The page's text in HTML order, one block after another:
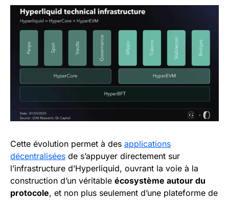
Cette évolution permet à des applications
décentralisées de s’appuyer directement sur
l’infrastructure d’Hyperliquid, ouvrant la voie à la
construction d’un véritable écosystème autour du
protocole, et non plus seulement d’une plateforme de